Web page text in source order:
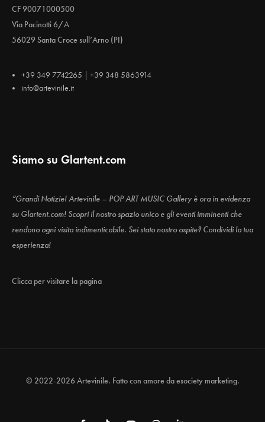
CF 90071000500
Via Pacinotti 6/A
56029 Santa Croce sull’Arno (PI)
+39 349 7742265 | +39 348 5863914
info@artevinile.it
Siamo su Glartent.com
“Grandi Notizie! Artevinile – POP ART MUSIC Gallery è ora in evidenza
su Glartent.com! Scopri il nostro spazio unico e gli eventi imminenti che
rendono ogni visita indimenticabile. Sei stato nostro ospite? Condividi la tua
esperienza!
Clicca per visitare la pagina
© 2022-2026 Artevinile. Fatto con amore daesociety marketing.